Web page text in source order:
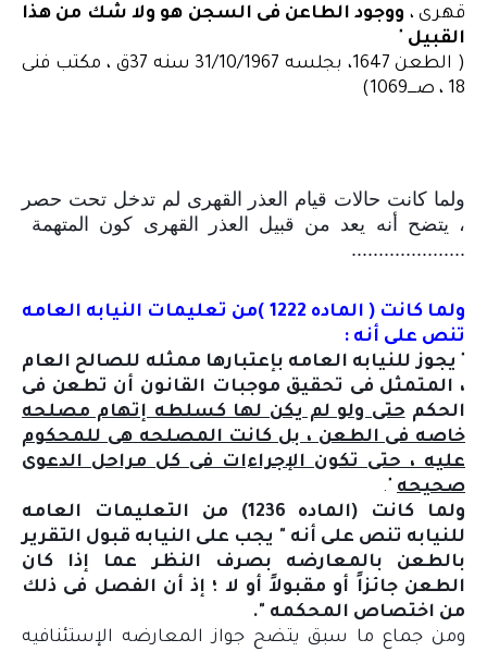
قهرى ، ووجود الطاعن فى السجن هو ولا شك من هذا
القبيل "
( الطعن 1647، بجلسه 31/10/1967 سنه 37ق ، مكتب فنى
18 ، صــــ1069)
ولما كانت حالات قيام العذر القهرى لم تدخل تحت حصر
، يتضح أنه يعد من قبيل العذر القهرى كون المتهمة
.....................
ولما كانت ( الماده 1222 )من تعليمات النيابه العامه
تنص على أنه :
" يجوز للنيابه العامه بإعتبارها ممثله للصالح العام
، المتمثل فى تحقيق موجبات القانون أن تطعن فى
الحكمحتى ولو لم يكن لها كسلطه إتهام مصلحه
خاصه فى الطعن ، بل كانت المصلحه هى للمحكوم
عليه ، حتى تكون الإجراءات فى كل مراحل الدعوى
صحيحه ".
ولما كانت (الماده 1236) من التعليمات العامه
للنيابه تنص على أنه " يجب على النيابه قبول التقرير
بالطعن بالمعارضه بصرف النظر عما إذا كان
الطعن جائزاً أو مقبولاً أو لا ؛ إذ أن الفصل فى ذلك
من اختصاص المحكمه ".
ومن جماع ما سبق يتضح جواز المعارضه الإستئنافيه